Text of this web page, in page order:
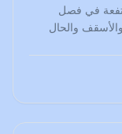
في فصل
والحال